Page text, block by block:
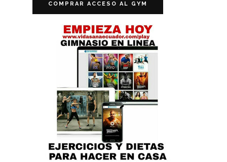
COMPRAR ACCESO AL GYM